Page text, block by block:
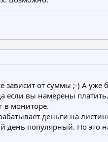
зависит от суммы ;-) А уже
вы намерены платить,
в мониторе.
деньги на
популярный. Но это